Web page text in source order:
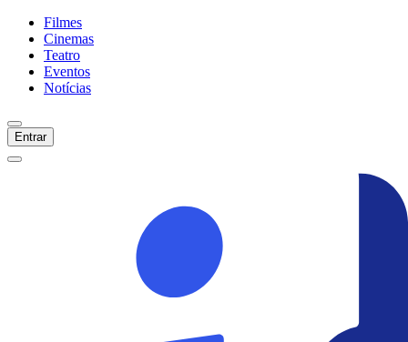
Filmes
Cinemas
Teatro
Eventos
Notícias
Entrar